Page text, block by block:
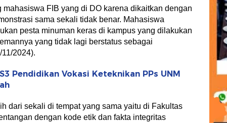
mahasiswa FIB yang di DO karena dikaitkan dengan
sama sekali tidak benar. Mahasiswa
pesta minuman keras di kampus yang dilakukan
yang tidak lagi berstatus sebagai
2024).
Pendidikan Vokasi Keteknikan PPs UNM
dari sekali di tempat yang sama yaitu di Fakultas
dengan kode etik dan fakta integritas